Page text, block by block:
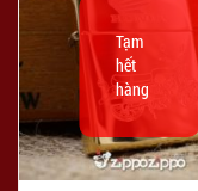
Tạm
hết
hàng